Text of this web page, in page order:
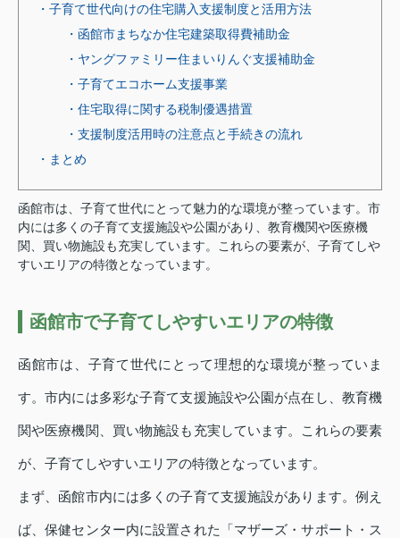
・子育て世代向けの住宅購入支援制度と活用方法
・函館市まちなか住宅建築取得費補助金
・ヤングファミリー住まいりんぐ支援補助金
・子育てエコホーム支援事業
・住宅取得に関する税制優遇措置
・支援制度活用時の注意点と手続きの流れ
・まとめ
函館市は、子育て世代にとって魅力的な環境が整っています。市
内には多くの子育て支援施設や公園があり、教育機関や医療機
関、買い物施設も充実しています。これらの要素が、子育てしや
すいエリアの特徴となっています。
函館市で子育てしやすいエリアの特徴
函館市は、子育て世代にとって理想的な環境が整っていま
す。市内には多彩な子育て支援施設や公園が点在し、教育機
関や医療機関、買い物施設も充実しています。これらの要素
が、子育てしやすいエリアの特徴となっています。
まず、函館市内には多くの子育て支援施設があります。例え
ば、保健センター内に設置された「マザーズ・サポート・ス